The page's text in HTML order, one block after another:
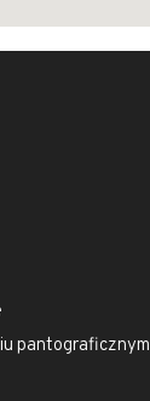
pantograficznym